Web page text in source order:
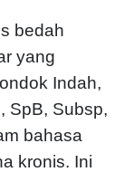
bedah
yang
Indah,
SpB, Subsp,
bahasa
kronis. Ini